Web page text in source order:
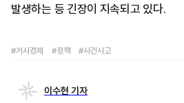
발생하는 등 긴장이 지속되고 있다.
#거시경제 #정책 #사건사고
이수현 기자